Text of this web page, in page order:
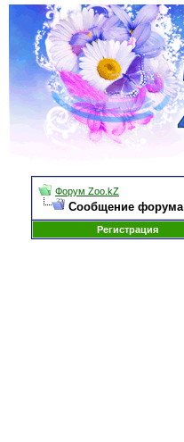
Форум Zoo.kZ
Сообщение форума
Регистрация